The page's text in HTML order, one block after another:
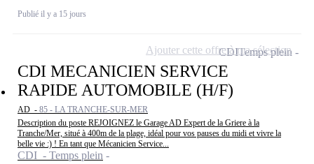
Publié il y a 15 jours
CDI MECANICIEN SERVICE
RAPIDE AUTOMOBILE (H/F)
AD - 85 - LA TRANCHE-SUR-MER
Description du poste REJOIGNEZ le Garage AD Expert de la Griere à la
Tranche/Mer, situé à 400m de la plage, idéal pour vos pauses du midi et vivre la
belle vie :) ! En tant que Mécanicien Service...
CDI - Temps plein
CDITemps plein
Ajouter cette offre à ma sélection